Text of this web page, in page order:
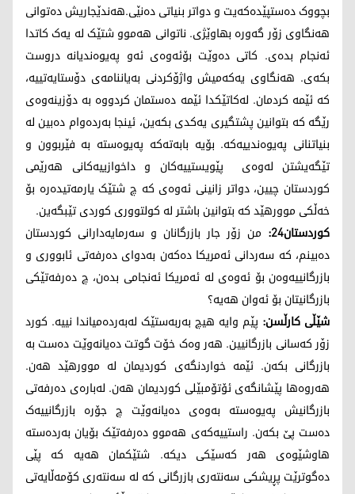
بچووک دەستپێدەکەیت و دواتر بنیاتی دەنێی.هەندێجاریش دەتوانی
هەنگاوی زۆر گەورە بهاوێژی. ناتوانی هەموو شتێک لە یەک کاتدا
ئەنجام بدەی. کاتی دەوێت بۆئەوەی ئەو پەیوەندیانە دروست
بکەی. هەنگاوی یەکەمیش واژۆکردنی بەیاننامەی دۆستایەتییە،
کە ئێمە کردمان. لەکاتێکدا ئێمە دەستمان کردووە بە دۆزینەوەی
رێگە کە بتوانین پشتگیری یەکدی بکەین، ئینجا بەردەوام دەبین لە
بنیاتنانی پەیوەندییەکە. بۆیە بابەتەکە پەیوەستە بە فێربوون و
تێگەیشتن لەوەی پێویستییەکان و داخوازییەکانی هەرێمی
کوردستان چیین، دواتر زانینی ئەوەی کە چ شتێک یارمەتیدەرە بۆ
خەڵکی موورهێد کە بتوانین باشتر لە کولتووری کوردی تێبگەین.
کوردستان24:
من زۆر جار بازرگانان و سەرمایەدارانی کوردستان
دەبینم، کە سەردانی ئەمریکا دەکەن بەدوای دەرفەتی ئابووری و
بازرگانییەوەن بۆ ئەوەی لە ئەمریکا ئەنجامی بدەن، چ دەرفەتێکی
بازرگانیتان بۆ ئەوان هەیە؟
شێڵی کارڵسن: پێم وایە هیچ بەربەستێک لەبەردەمیاندا نییە. کورد
زۆر کەسانی بازرگانیین. هەر وەک خۆت گوتت دەیانەوێت دەست بە
بازرگانی بکەن. ئێمە خواردنگەی کوردیمان لە موورهێد هەن.
هەروەها پێشانگەی ئۆتۆمبێلی کوردیمان هەن. لەبارەی دەرفەتی
بازرگانیش پەیوەستە بەوەی دەیانەوێت چ جۆرە بازرگانییەک
دەست پێ بکەن. راستییەکەی هەموو دەرفەتێک بۆیان بەردەستە
هاوشێوەی هەر کەسێکی دیکە. شتێکمان هەیە کە پێی
دەگوترێت پڕیشکی سەنتەری بازرگانی کە لە سەنتەری کۆمەڵایەتی